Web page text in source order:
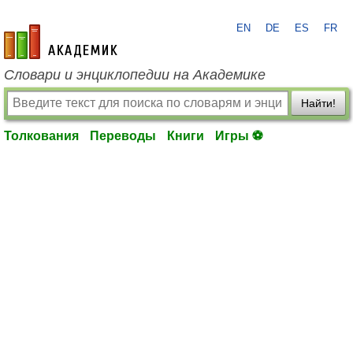
academic.ru
EN DE ES FR
Словари и энциклопедии на Академике
Найти!
Толкования Переводы Книги Игры ⚽